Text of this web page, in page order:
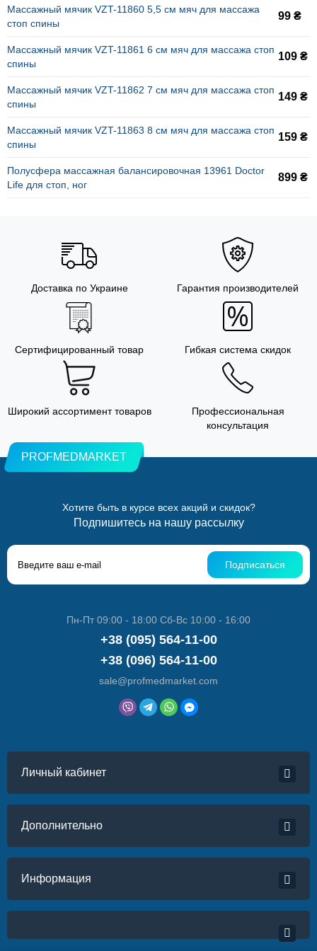
Массажный мячик VZT-11860 5,5 см мяч для массажа
стоп спины
99 ₴
Массажный мячик VZT-11861 6 см мяч для массажа стоп
спины
109 ₴
Массажный мячик VZT-11862 7 см мяч для массажа стоп
спины
149 ₴
Массажный мячик VZT-11863 8 см мяч для массажа стоп
спины
159 ₴
Полусфера массажная балансировочная 13961 Doctor
Life для стоп, ног
899 ₴
Доставка по Украине Гарантия производителей
Сертифицированный товар Гибкая система скидок
Широкий ассортимент товаров
Профессиональная
консультация
PROFMEDMARKET
Хотите быть в курсе всех акций и скидок?
Подпишитесь на нашу рассылку
Подписаться
Пн-Пт 09:00 - 18:00 Сб-Вс 10:00 - 16:00
+38 (095) 564-11-00
+38 (096) 564-11-00
sale@profmedmarket.com
Личный кабинет
Дополнительно
Информация